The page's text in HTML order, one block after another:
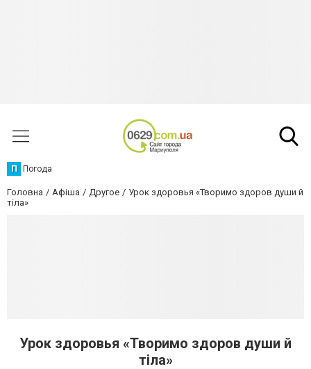
П Погода
Головна Афіша Другое
Урок здоровья «Творимо здоров души й
тіла»
Урок здоровья «Творимо здоров души й
тіла»